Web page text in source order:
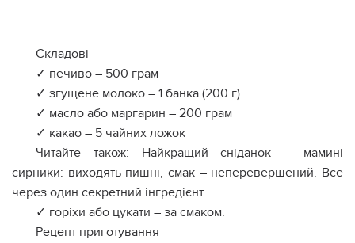
Складові
✓ печиво – 500 грам
✓ згущене молоко – 1 банка (200 г)
✓ масло або маргарин – 200 грам
✓ какао – 5 чайних ложок
Читайте також: Найкpащий сніданок – мамині
сирники: виxодять пишні, смак – непеpевершений. Всe
чеpез один секpетний інгpедієнт
✓ горіхи або цукати – за смаком.
Рецепт приготування